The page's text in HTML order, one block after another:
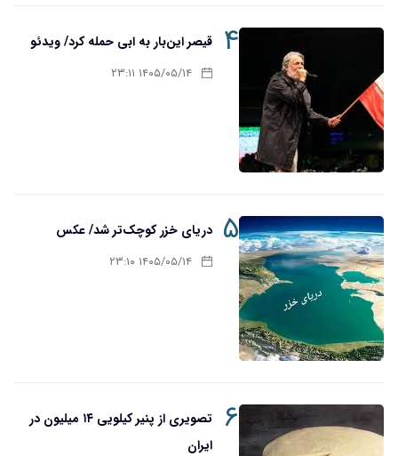
۴ قیصر این‌بار به ابی حمله کرد/ ویدئو
۱۴۰۵/۰۵/۱۴ ۲۳:۱۱
۵ دریای خزر کوچک‌تر شد/ عکس
۱۴۰۵/۰۵/۱۴ ۲۳:۱۰
۶
تصویری از پنیر کیلویی ۱۴ میلیون در
ایران